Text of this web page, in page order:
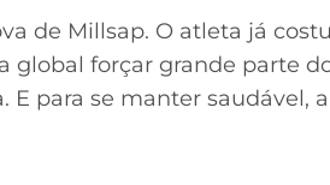
de Millsap. O atleta já
global forçar grande parte
para se manter saudável,